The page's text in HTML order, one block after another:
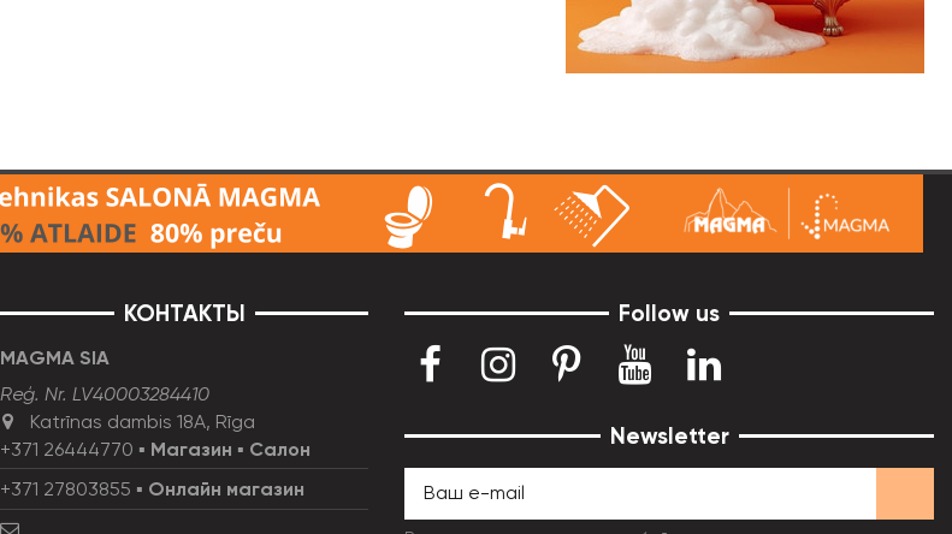
КОНТАКТЫ
MAGMA SIA
Reģ. Nr. LV40003284410
Katrīnas dambis 18A, Rīga
+371 26444770 ▪ Магазин ▪ Салон
+371 27803855 ▪ Онлайн магазин
Follow us
Newsletter